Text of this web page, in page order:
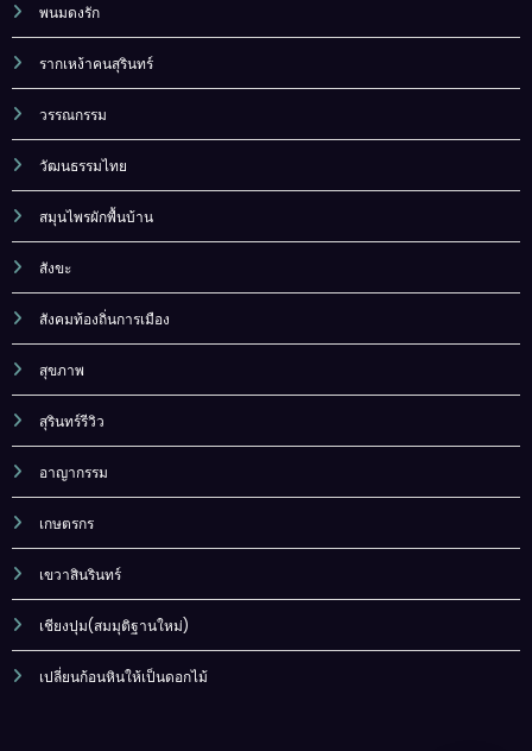
พนมดงรัก
รากเหง้าคนสุรินทร์
วรรณกรรม
วัฒนธรรมไทย
สมุนไพรผักพื้นบ้าน
สังขะ
สังคมท้องถิ่นการเมือง
สุขภาพ
สุรินทร์รีวิว
อาญากรรม
เกษตรกร
เขวาสินรินทร์
เชียงปุม(สมมุติฐานใหม่)
เปลี่ยนก้อนหินให้เป็นดอกไม้